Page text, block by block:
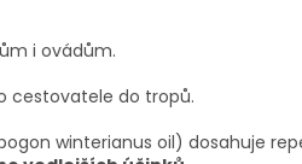
i ovádům.
cestovatele do tropů.
winterianus oil) dosahuje